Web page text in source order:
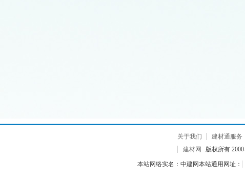
关于我们 建材通服务
建材网
版权所有
本站网络实名：中建网本站通用网址：